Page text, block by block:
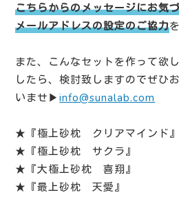
こちらからのメッセージにお気
メールアドレスの設定のご協力
また、こんなセットを作って欲
したら、検討致しますのでぜひ
いませ▶︎info@sunalab.com
★『極上砂枕 クリアマインド』
★『極上砂枕 サクラ』
★『大極上砂枕 喜翔』
★『最上砂枕 天愛』